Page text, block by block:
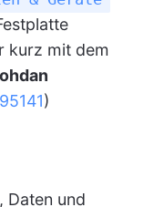
kurz mit dem
)
Daten und